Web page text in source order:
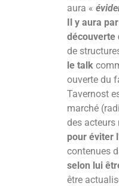
aura «
Il y aura
découverte
de
le talk
ouverte du
Tavernost
marché
des acteurs
pour éviter
contenues
selon lui
être